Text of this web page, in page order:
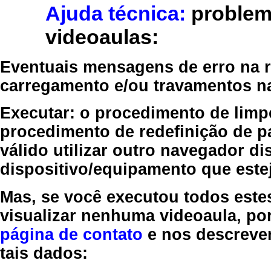
Ajuda técnica:
videoaulas:
Eventuais mensagens de erro
carregamento e/ou travamentos
Executar: o procedimento de
procedimento de redefinição de
válido utilizar outro navegador
dispositivo/equipamento que
Mas, se você executou todos
visualizar nenhuma videoaula,
página de contato e nos
tais dados: